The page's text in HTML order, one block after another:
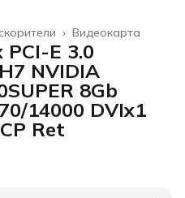
Видеокарта
›
E 3.0
NVIDIA
8Gb
14000 DVIx1
Ret